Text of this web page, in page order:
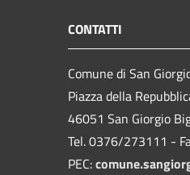
CONTATTI
Comune di San
Piazza della
46051 San Giorgio
Tel. 0376/273111 -
PEC: